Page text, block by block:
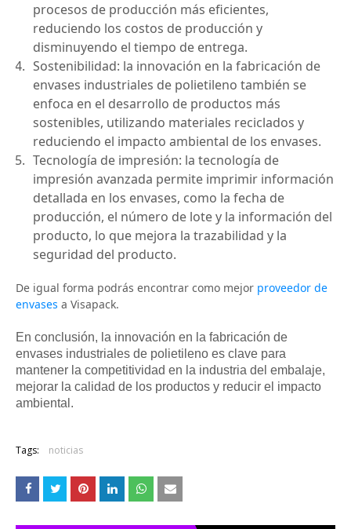
procesos de producción más eficientes,
reduciendo los costos de producción y
disminuyendo el tiempo de entrega.
Sostenibilidad: la innovación en la fabricación de
envases industriales de polietileno también se
enfoca en el desarrollo de productos más
sostenibles, utilizando materiales reciclados y
reduciendo el impacto ambiental de los envases.
Tecnología de impresión: la tecnología de
impresión avanzada permite imprimir información
detallada en los envases, como la fecha de
producción, el número de lote y la información del
producto, lo que mejora la trazabilidad y la
seguridad del producto.
De igual forma podrás encontrar como mejor proveedor de
envases a Visapack.
En conclusión, la innovación en la fabricación de
envases industriales de polietileno es clave para
mantener la competitividad en la industria del embalaje,
mejorar la calidad de los productos y reducir el impacto
ambiental.
Tags: noticias